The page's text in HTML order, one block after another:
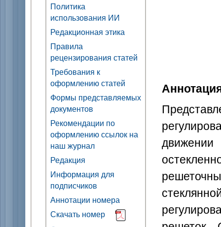
Политика
использования ИИ
Редакционная этика
Правила
рецензирования статей
Требования к
оформлению статей
Формы представляемых
документов
Рекомендации по
оформлению ссылок на
наш журнал
Редакция
Информация для
подписчиков
Аннотации номера
Скачать номер